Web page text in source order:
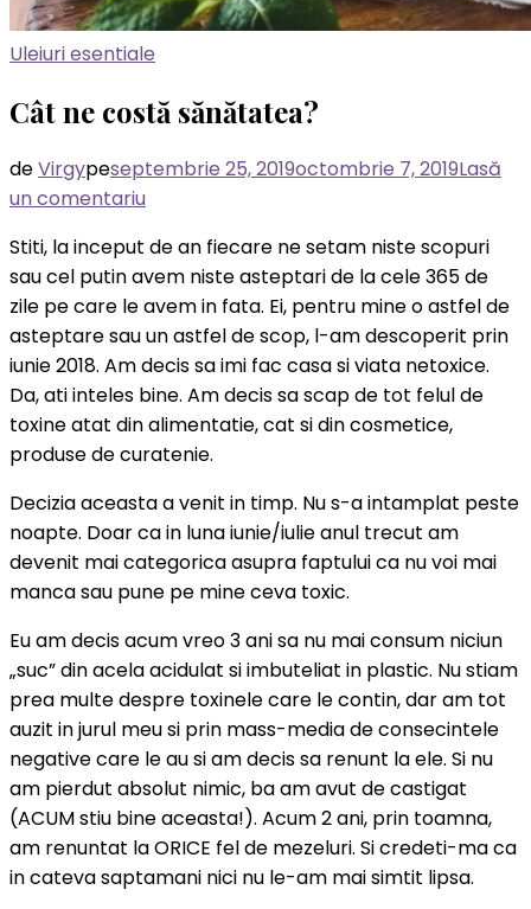
Uleiuri esentiale
Cât ne costă sănătatea?
deVirgypeseptembrie 25, 2019octombrie 7, 2019Lasă
un comentariula
ne
costă
sănătatea?
Stiti, la inceput de an fiecare ne setam niste scopuri
sau cel putin avem niste asteptari de la cele 365 de
zile pe care le avem in fata. Ei, pentru mine o astfel de
asteptare sau un astfel de scop, l-am descoperit prin
iunie 2018. Am decis sa imi fac casa si viata netoxice.
Da, ati inteles bine. Am decis sa scap de tot felul de
toxine atat din alimentatie, cat si din cosmetice,
produse de curatenie.
Decizia aceasta a venit in timp. Nu s-a intamplat peste
noapte. Doar ca in luna iunie/iulie anul trecut am
devenit mai categorica asupra faptului ca nu voi mai
manca sau pune pe mine ceva toxic.
Eu am decis acum vreo 3 ani sa nu mai consum niciun
„suc” din acela acidulat si imbuteliat in plastic. Nu stiam
prea multe despre toxinele care le contin, dar am tot
auzit in jurul meu si prin mass-media de consecintele
negative care le au si am decis sa renunt la ele. Si nu
am pierdut absolut nimic, ba am avut de castigat
(ACUM stiu bine aceasta!). Acum 2 ani, prin toamna,
am renuntat la ORICE fel de mezeluri. Si credeti-ma ca
in cateva saptamani nici nu le-am mai simtit lipsa.